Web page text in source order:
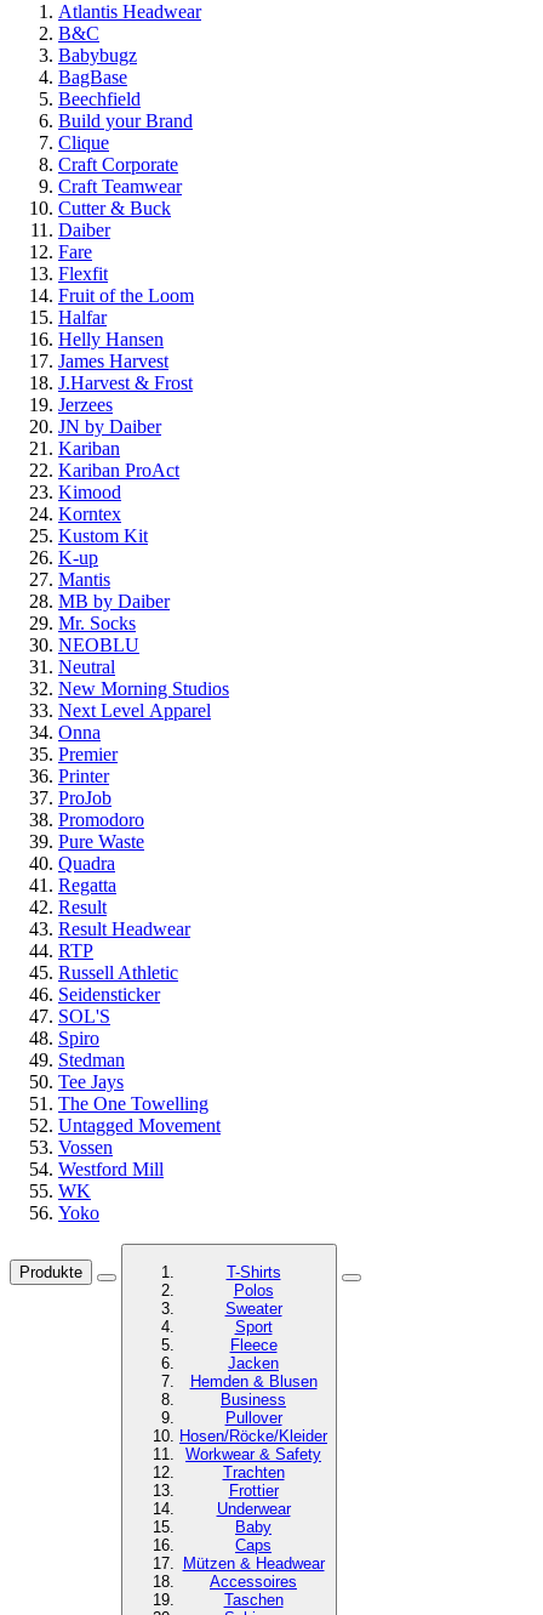
Atlantis Headwear
B&C
Babybugz
BagBase
Beechfield
Build your Brand
Clique
Craft Corporate
Craft Teamwear
Cutter & Buck
Daiber
Fare
Flexfit
Fruit of the Loom
Halfar
Helly Hansen
James Harvest
J.Harvest & Frost
Jerzees
JN by Daiber
Kariban
Kariban ProAct
Kimood
Korntex
Kustom Kit
K-up
Mantis
MB by Daiber
Mr. Socks
NEOBLU
Neutral
New Morning Studios
Next Level Apparel
Onna
Premier
Printer
ProJob
Promodoro
Pure Waste
Quadra
Regatta
Result
Result Headwear
RTP
Russell Athletic
Seidensticker
SOL'S
Spiro
Stedman
Tee Jays
The One Towelling
Untagged Movement
Vossen
Westford Mill
WK
Yoko
Produkte
T-Shirts
Polos
Sweater
Sport
Fleece
Jacken
Hemden & Blusen
Business
Pullover
Hosen/Röcke/Kleider
Workwear & Safety
Trachten
Frottier
Underwear
Baby
Caps
Mützen & Headwear
Accessoires
Taschen